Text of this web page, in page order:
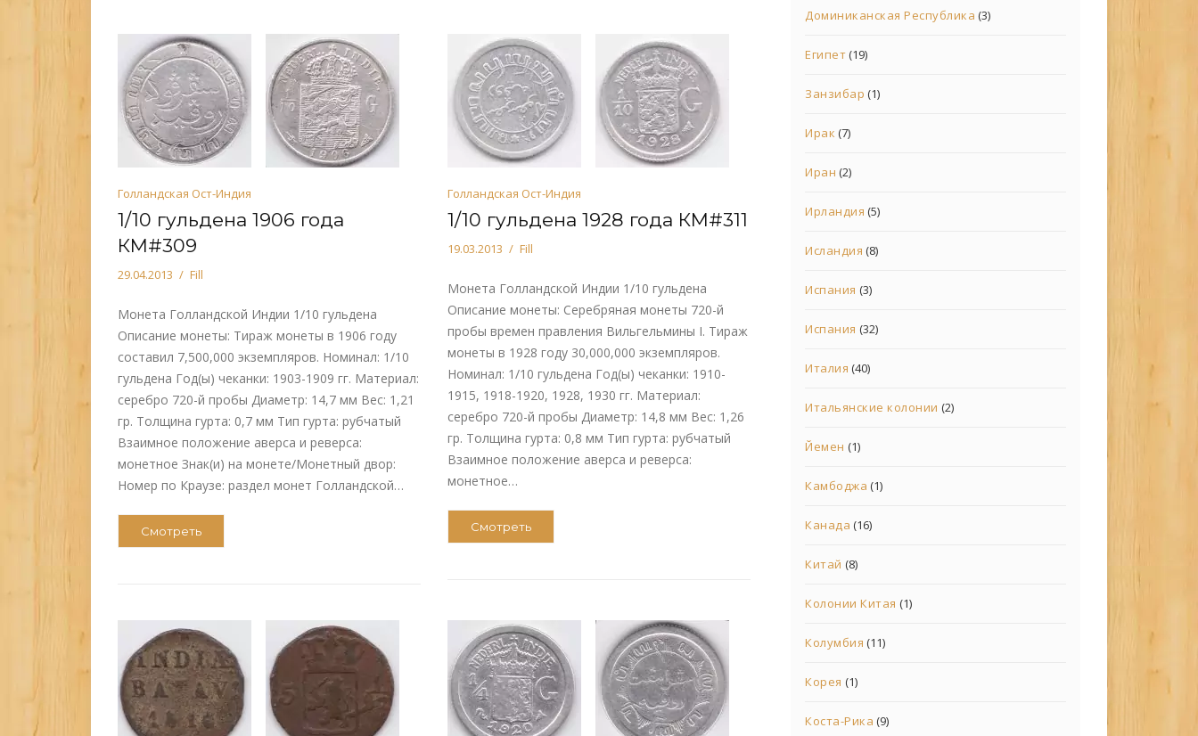
Голландская Ост-Индия
1/10 гульдена 1906 года
КМ#309
29.04.2013 Fill
Монета Голландской Индии 1/10 гульдена
Описание монеты: Тираж монеты в 1906 году
составил 7,500,000 экземпляров. Номинал: 1/10
гульдена Год(ы) чеканки: 1903-1909 гг. Материал:
серебро 720-й пробы Диаметр: 14,7 мм Вес: 1,21
гр. Толщина гурта: 0,7 мм Тип гурта: рубчатый
Взаимное положение аверса и реверса:
монетное Знак(и) на монете/Монетный двор:
Номер по Краузе: раздел монет Голландской…
Смотреть
Голландская Ост-Индия
1/10 гульдена 1928 года КМ#311
19.03.2013 Fill
Монета Голландской Индии 1/10 гульдена
Описание монеты: Серебряная монеты 720-й
пробы времен правления Вильгельмины I. Тираж
монеты в 1928 году 30,000,000 экземпляров.
Номинал: 1/10 гульдена Год(ы) чеканки: 1910-
1915, 1918-1920, 1928, 1930 гг. Материал:
серебро 720-й пробы Диаметр: 14,8 мм Вес: 1,26
гр. Толщина гурта: 0,8 мм Тип гурта: рубчатый
Взаимное положение аверса и реверса:
монетное…
Смотреть
Доминиканская Республика (3)
Египет(19)
Занзибар (1)
Ирак (7)
Иран (2)
Ирландия (5)
Исландия (8)
Испания (3)
Испания (32)
Италия (40)
Итальянские колонии (2)
Йемен (1)
Камбоджа (1)
Канада (16)
Китай (8)
Колонии Китая (1)
Колумбия (11)
Корея (1)
Коста-Рика (9)